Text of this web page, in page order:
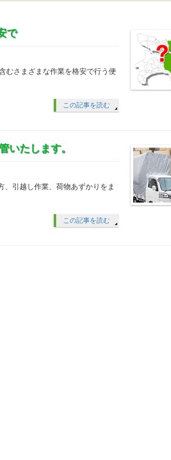
で
むさまざまな作業を格安で行う便
この記事を読む
いたします。
、引越し作業、荷物あずかりをま
この記事を読む